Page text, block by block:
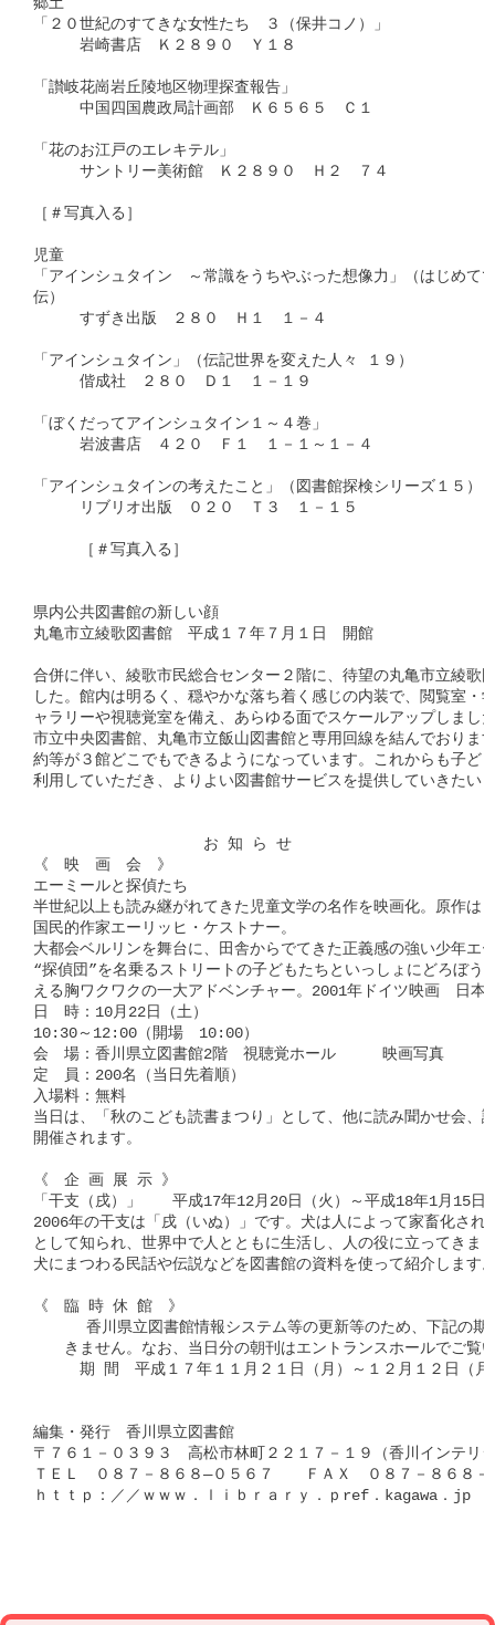
「２０世紀のすてきな女性たち　３（保井コノ）」
岩崎書店　Ｋ２８９０　Ｙ１８
「讃岐花崗岩丘陵地区物理探査報告」
中国四国農政局計画部　Ｋ６５６５　Ｃ１
「花のお江戸のエレキテル」
サントリー美術館　Ｋ２８９０　Ｈ２　７４
［＃写真入る］
児童
「アインシュタイン　～常識をうちやぶった想像力」（はじめて
伝）
すずき出版　２８０　Ｈ１　１－４
「アインシュタイン」（伝記世界を変えた人々 １９）
偕成社　２８０　Ｄ１　１－１９
「ぼくだってアインシュタイン１～４巻」
岩波書店　４２０　Ｆ１　１－１～１－４
「アインシュタインの考えたこと」（図書館探検シリーズ１５）
リブリオ出版　０２０　Ｔ３　１－１５
［＃写真入る］
県内公共図書館の新しい顔
丸亀市立綾歌図書館　平成１７年７月１日　開館
合併に伴い、綾歌市民総合センター２階に、待望の丸亀市立綾歌
した。館内は明るく、穏やかな落ち着く感じの内装で、閲覧室・
ャラリーや視聴覚室を備え、あらゆる面でスケールアップしまし
市立中央図書館、丸亀市立飯山図書館と専用回線を結んでおりま
約等が３館どこでもできるようになっています。これからも子ど
利用していただき、よりよい図書館サービスを提供していきたい
お 知 ら
《　映　画　会　》
エーミールと探偵たち
半世紀以上も読み継がれてきた児童文学の名作を映画化。原
国民的作家エーリッヒ・ケストナー。
大都会ベルリンを舞台に、田舎からでてきた正義感の強い少年
“探偵団”を名乗るストリートの子どもたちといっしょにどろ
える胸ワクワクの一大アドベンチャー。2001年ドイツ映画　
日　時：10月22日（土）
10:30～12:00（開場　10:00）
会　場：香川県立図書館2階　視聴覚ホール　　　映画写真
定　員：200名（当日先着順）
入場料：無料
当日は、「秋のこども読書まつり」として、他に読み聞かせ会、
開催されます。
《　企 画 展 示 》
「干支（戌）」　　平成17年12月20日（火）～平成18年1月15日
2006年の干支は「戌（いぬ）」です。犬は人によって家畜化され
として知られ、世界中で人とともに生活し、人の役に立ってきま
犬にまつわる民話や伝説などを図書館の資料を使って紹介します
《　臨 時 休 館　》
香川県立図書館情報システム等の更新等のため、下記の期
きません。なお、当日分の朝刊はエントランスホールでご覧
期 間　平成１７年１１月２１日（月）～１２月１２日（月
編集・発行　香川県立図書館
〒７６１－０３９３　高松市林町２２１７－１９（香川インテリ
ＴＥＬ　０８７－８６８―０５６７　　ＦＡＸ　０８７－８６８－
ｈｔｔｐ：／／ｗｗｗ．ｌｉｂｒａｒｙ．ｐref．kagawa．jp